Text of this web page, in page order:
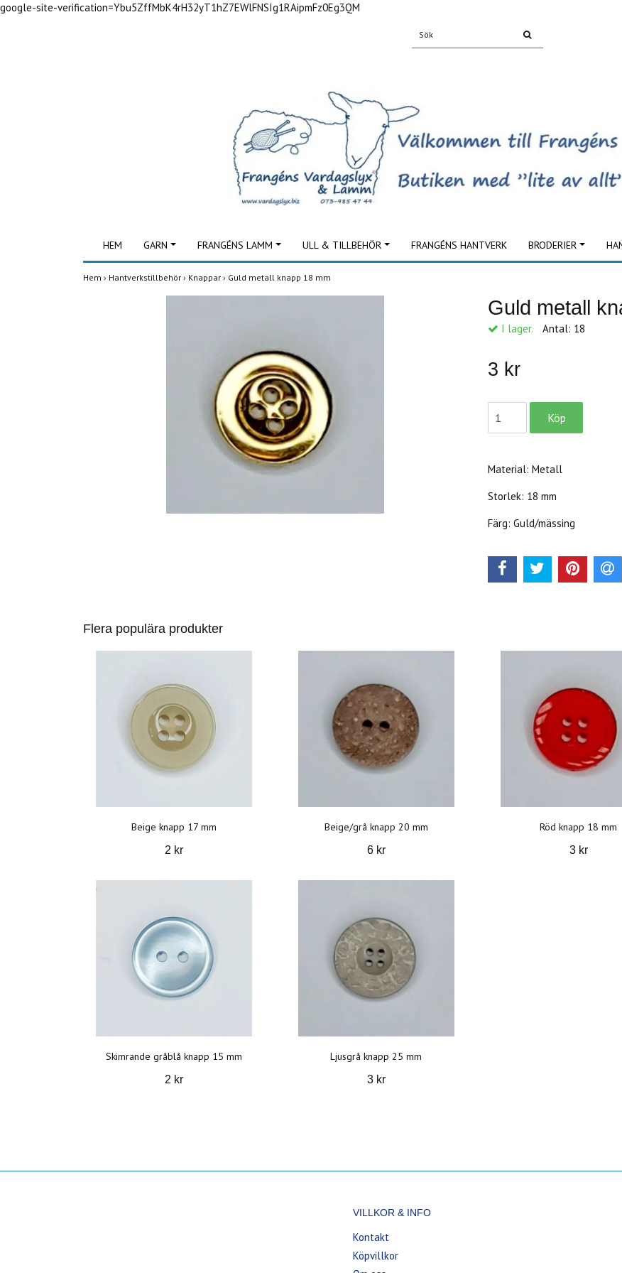
google-site-verification=Ybu5ZffMbK4rH32yT1hZ7EWlFNSIg1RAipmFz0Eg3QM
HEM GARN FRANGÉNS LAMM ULL & TILLBEHÖR FRANGÉNS HANTVERK BRODERIER
Hem › Hantverkstillbehör › Knappar › Guld metall knapp 18 mm
Guld metall
I lager. Antal: 18
3 kr
Material: Metall
Storlek: 18 mm
Färg: Guld/mässing
Flera populära produkter
Beige knapp 17 mm
2 kr
Beige/grå knapp 20 mm
6 kr
Röd knapp 18 mm
3 kr
Skimrande gråblå knapp 15 mm
2 kr
Ljusgrå knapp 25 mm
3 kr
VILLKOR & INFO
Kontakt
Köpvillkor